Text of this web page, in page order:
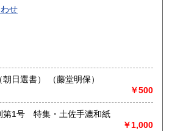
円
円 大分県 1,600円
1,600円
円
せ
漢字の話 上下揃 （朝日選書） （藤堂明保）
￥500
1号 特集・土佐手漉和紙
￥1,000